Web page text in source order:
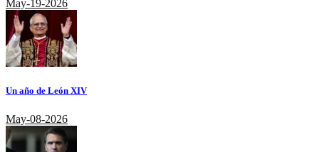
May-19-2026
Un año de León XIV
May-08-2026